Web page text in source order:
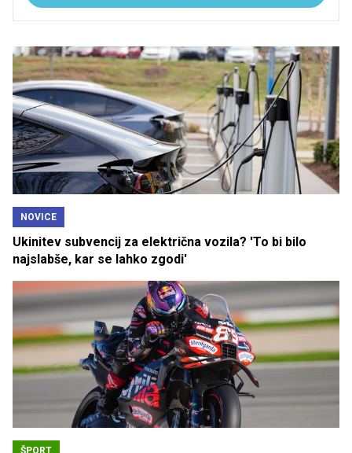
NOVICE
Ukinitev subvencij za električna vozila? 'To bi bilo
najslabše, kar se lahko zgodi'
ŠPORT